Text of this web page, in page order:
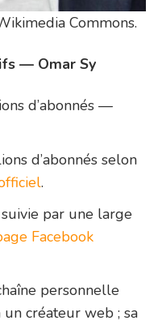
Commons.
— Omar Sy
d’abonnés —
d’abonnés selon
.
par une large
Facebook
personnelle
créateur web ; sa